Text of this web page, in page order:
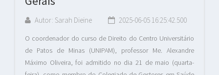
Autor: Sarah Dieine 2025-06-05 16:25:42.500
O coordenador do curso de Direito do Centro Universitário
de Patos de Minas (UNIPAM), professor Me. Alexandre
Máximo Oliveira, foi admitido no dia 21 de maio (quarta-